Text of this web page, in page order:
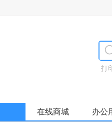
打
在线商城 办公